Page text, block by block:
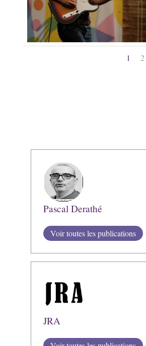
1 2
Pascal Derathé
Voir toutes les publications
JRA